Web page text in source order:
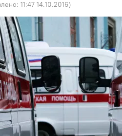
11:47 14.10.2016)